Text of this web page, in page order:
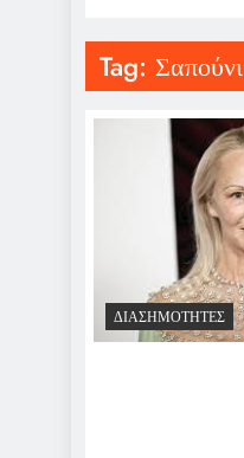
Tag: Σαπούνι
ΔΙΑΣΗΜΌΤΗΤΕΣ